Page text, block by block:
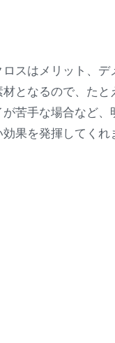
スはメリット、デ
材となるので、たと
苦手な場合など、
果を発揮してくれ